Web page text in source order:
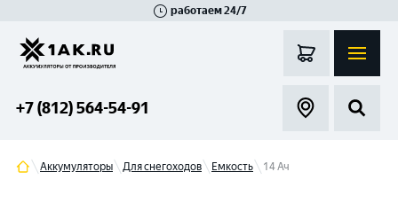
работаем 24/7
+7 (812) 564-54-91
Аккумуляторы Для снегоходов Емкость 14 Ач
Гатчина